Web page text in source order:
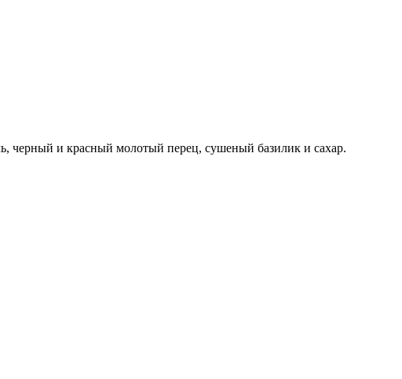
черный и красный молотый перец, сушеный базилик и сахар.